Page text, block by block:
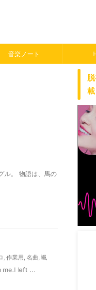
音楽ノート
ル。 物語は、馬の
, 作業用, 名曲, 颯
me.I left ...